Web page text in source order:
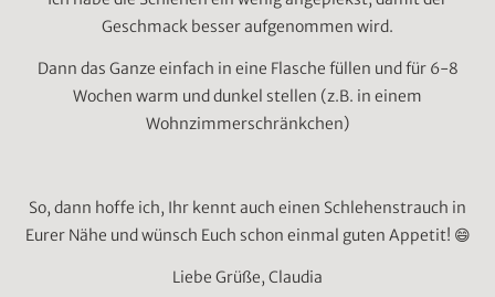
Geschmack besser aufgenommen wird.
Dann das Ganze einfach in eine Flasche füllen und für 6-8
Wochen warm und dunkel stellen (z.B. in einem
Wohnzimmerschränkchen)
So, dann hoffe ich, Ihr kennt auch einen Schlehenstrauch in
Eurer Nähe und wünsch Euch schon einmal guten Appetit! 😄
Liebe Grüße, Claudia